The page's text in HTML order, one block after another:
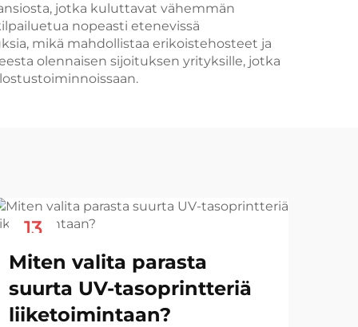
jotka kuluttavat vähemmän
nopeasti etenevissä
mikä mahdollistaa erikoistehosteet ja
olennaisen sijoituksen yrityksille, jotka
13
Miten valita parasta
suurta UV-tasoprintteriä
liiketoimintaan?